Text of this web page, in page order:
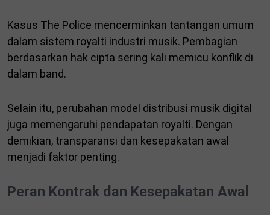
Kasus The Police mencerminkan tantangan umum
dalam sistem royalti industri musik. Pembagian
berdasarkan hak cipta sering kali memicu konflik di
dalam band.
Selain itu, perubahan model distribusi musik digital
juga memengaruhi pendapatan royalti. Dengan
demikian, transparansi dan kesepakatan awal
menjadi faktor penting.
Peran Kontrak dan Kesepakatan Awal